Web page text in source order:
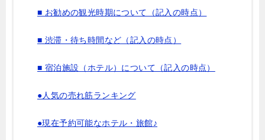
■ お勧めの観光時期について（記入の時点）
■ 渋滞・待ち時間など（記入の時点）
■ 宿泊施設（ホテル）について（記入の時点）
●人気の売れ筋ランキング
●現在予約可能なホテル・旅館♪